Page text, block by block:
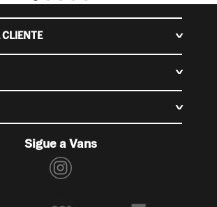
y Devoluciones
de industria y comercio
Sigue a Vans